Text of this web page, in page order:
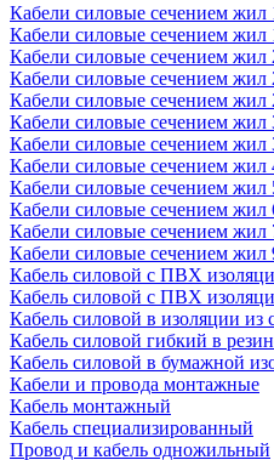
Кабели силовые сечением жил
Кабели силовые сечением жил
Кабели силовые сечением жил
Кабели силовые сечением жил
Кабели силовые сечением жил
Кабели силовые сечением жил
Кабели силовые сечением жил
Кабели силовые сечением жил
Кабели силовые сечением жил
Кабели силовые сечением жил
Кабели силовые сечением жил
Кабели силовые сечением жил
Кабель силовой с ПВХ
Кабель силовой с ПВХ
Кабель силовой в изоляции из
Кабель силовой гибкий в
Кабель силовой в бумажной
Кабели и провода монтажные
Кабель монтажный
Кабель специализированный
Провод и кабель одножильный